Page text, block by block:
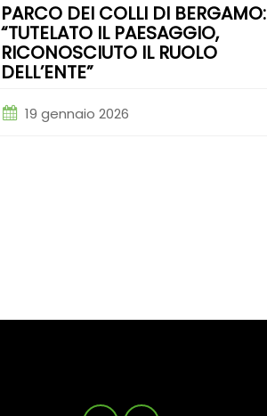
PARCO DEI COLLI DI BERGAMO:
“TUTELATO IL PAESAGGIO,
RICONOSCIUTO IL RUOLO
DELL’ENTE”
19 gennaio 2026